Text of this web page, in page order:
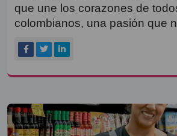
que une los corazones de
colombianos, una pasión que